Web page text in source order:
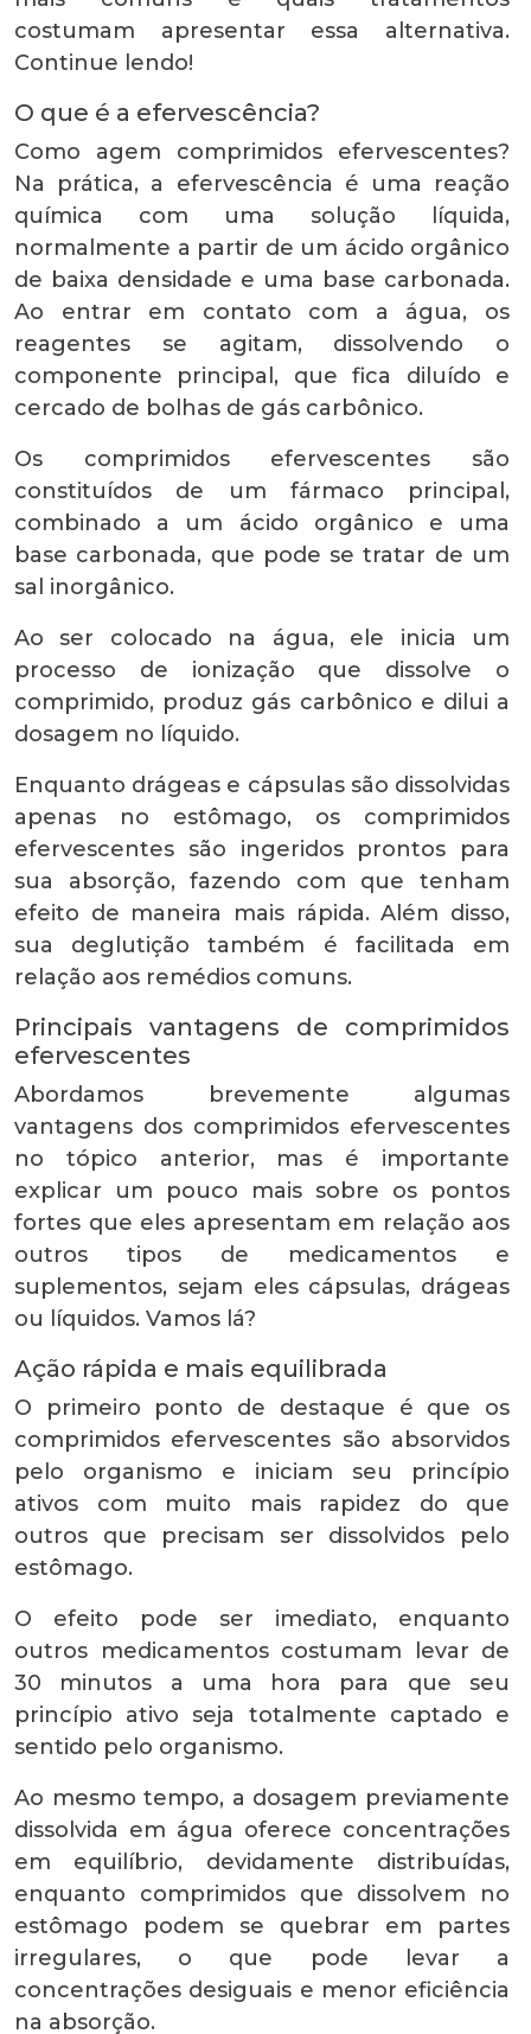
costumam apresentar essa alternativa.
Continue lendo!
O que é a efervescência?
Como agem comprimidos efervescentes?
Na prática, a efervescência é uma reação
química com uma solução líquida,
normalmente a partir de um ácido orgânico
de baixa densidade e uma base carbonada.
Ao entrar em contato com a água, os
reagentes se agitam, dissolvendo o
componente principal, que fica diluído e
cercado de bolhas de gás carbônico.
Os comprimidos efervescentes são
constituídos de um fármaco principal,
combinado a um ácido orgânico e uma
base carbonada, que pode se tratar de um
sal inorgânico.
Ao ser colocado na água, ele inicia um
processo de ionização que dissolve o
comprimido, produz gás carbônico e dilui a
dosagem no líquido.
Enquanto drágeas e cápsulas são dissolvidas
apenas no estômago, os comprimidos
efervescentes são ingeridos prontos para
sua absorção, fazendo com que tenham
efeito de maneira mais rápida. Além disso,
sua deglutição também é facilitada em
relação aos remédios comuns.
Principais vantagens de comprimidos
efervescentes
Abordamos brevemente algumas
vantagens dos comprimidos efervescentes
no tópico anterior, mas é importante
explicar um pouco mais sobre os pontos
fortes que eles apresentam em relação aos
outros tipos de medicamentos e
suplementos, sejam eles cápsulas, drágeas
ou líquidos. Vamos lá?
Ação rápida e mais equilibrada
O primeiro ponto de destaque é que os
comprimidos efervescentes são absorvidos
pelo organismo e iniciam seu princípio
ativos com muito mais rapidez do que
outros que precisam ser dissolvidos pelo
estômago.
O efeito pode ser imediato, enquanto
outros medicamentos costumam levar de
30 minutos a uma hora para que seu
princípio ativo seja totalmente captado e
sentido pelo organismo.
Ao mesmo tempo, a dosagem previamente
dissolvida em água oferece concentrações
em equilíbrio, devidamente distribuídas,
enquanto comprimidos que dissolvem no
estômago podem se quebrar em partes
irregulares, o que pode levar a
concentrações desiguais e menor eficiência
na absorção.